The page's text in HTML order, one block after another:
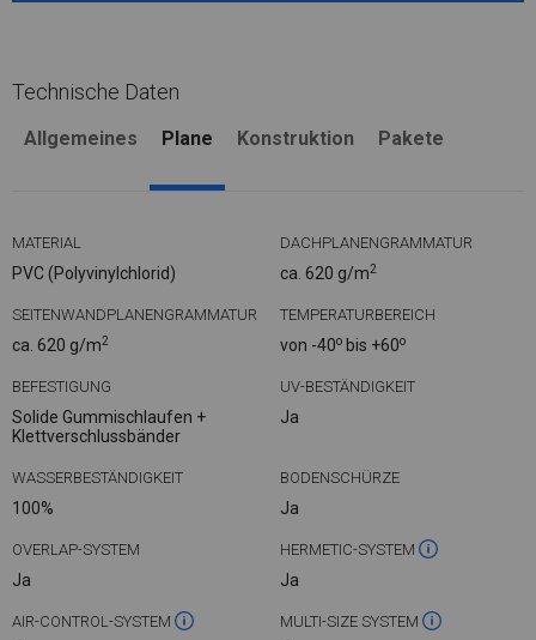
Technische Daten
Allgemeines Plane Konstruktion Pakete
MATERIAL
PVC (Polyvinylchlorid)
DACHPLANENGRAMMATUR
ca. 620 g/m2
SEITENWANDPLANENGRAMMATUR
ca. 620 g/m2
TEMPERATURBEREICH
von -40o bis +60o
BEFESTIGUNG
Solide Gummischlaufen +
Klettverschlussbänder
UV-BESTÄNDIGKEIT
Ja
WASSERBESTÄNDIGKEIT
100%
BODENSCHÜRZE
Ja
OVERLAP-SYSTEM
Ja
HERMETIC-SYSTEM
Ja
AIR-CONTROL-SYSTEM MULTI-SIZE SYSTEM